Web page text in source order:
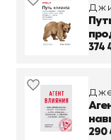
374
290